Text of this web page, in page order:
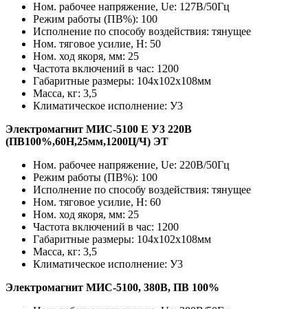
Ном. рабочее напряжение, Ue: 127В/50Гц
Режим работы (ПВ%): 100
Исполнение по способу воздействия: тянущее
Ном. тяговое усилие, Н: 50
Ном. ход якоря, мм: 25
Частота включений в час: 1200
Габаритные размеры: 104х102х108мм
Масса, кг: 3,5
Климатическое исполнение: У3
Электромагнит МИС-5100 Е У3 220В
(ПВ100%,60Н,25мм,1200Ц/Ч) ЭТ
Ном. рабочее напряжение, Ue: 220В/50Гц
Режим работы (ПВ%): 100
Исполнение по способу воздействия: тянущее
Ном. тяговое усилие, Н: 60
Ном. ход якоря, мм: 25
Частота включений в час: 1200
Габаритные размеры: 104х102х108мм
Масса, кг: 3,5
Климатическое исполнение: У3
Электромагнит МИС-5100, 380В, ПВ 100%